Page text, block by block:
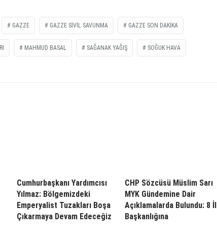
GAZZE GAZZE SIVIL SAVUNMA GAZZE SON DAKIKA
MAHMUD BASAL SAĞANAK YAĞIŞ SOĞUK HAVA
Cumhurbaşkanı Yardımcısı
Yılmaz: Bölgemizdeki
Emperyalist Tuzakları Boşa
Çıkarmaya Devam Edeceğiz
CHP Sözcüsü Müslim Sarı
MYK Gündemine Dair
Açıklamalarda Bulundu: 8 İl
Başkanlığına